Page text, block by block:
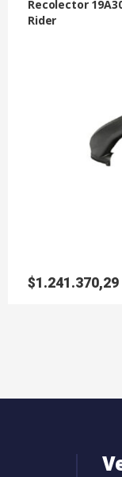
Recolector
Rider
$1.241.370,29